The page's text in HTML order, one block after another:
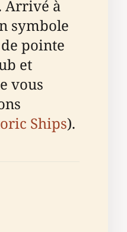
Arrivé à
symbole
pointe
et
vous
Ships).